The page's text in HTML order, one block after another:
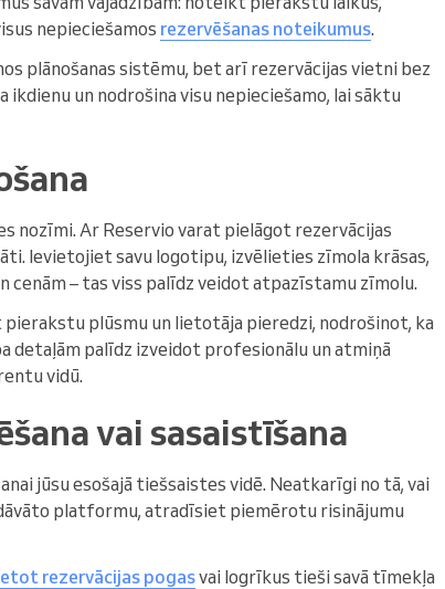
nepieciešamos rezervēšanas noteikumus.
plānošanas sistēmu, bet arī rezervācijas vietni bez
ikdienu un nodrošina visu nepieciešamo, lai sāktu
nozīmi. Ar Reservio varat pielāgot rezervācijas
Ievietojiet savu logotipu, izvēlieties zīmola krāsas,
– tas viss palīdz veidot atpazīstamu zīmolu.
plūsmu un lietotāja pieredzi, nodrošinot, ka
detaļām palīdz izveidot profesionālu un atmiņā
vidū.
vai sasaistīšana
jūsu esošajā tiešsaistes vidē. Neatkarīgi no tā, vai
platformu, atradīsiet piemērotu risinājumu
rezervācijas pogasvai logrīkus tieši savā tīmekļa